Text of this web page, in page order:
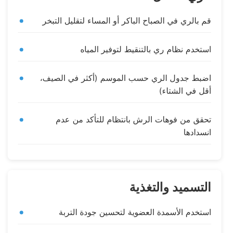
قم بالري في الصباح الباكر أو المساء لتقليل التبخر
استخدم نظام ري بالتنقيط لتوفير المياه
اضبط جدول الري حسب الموسم (أكثر في الصيف،
أقل في الشتاء)
تحقق من فوهات الرش بانتظام للتأكد من عدم
انسدادها
التسميد والتغذية
استخدم الأسمدة العضوية لتحسين جودة التربة